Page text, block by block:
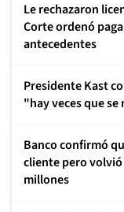
Le rechazaron
Corte ordenó
antecedentes
Presidente Kast
"hay veces que
Banco confirmó
cliente pero
millones